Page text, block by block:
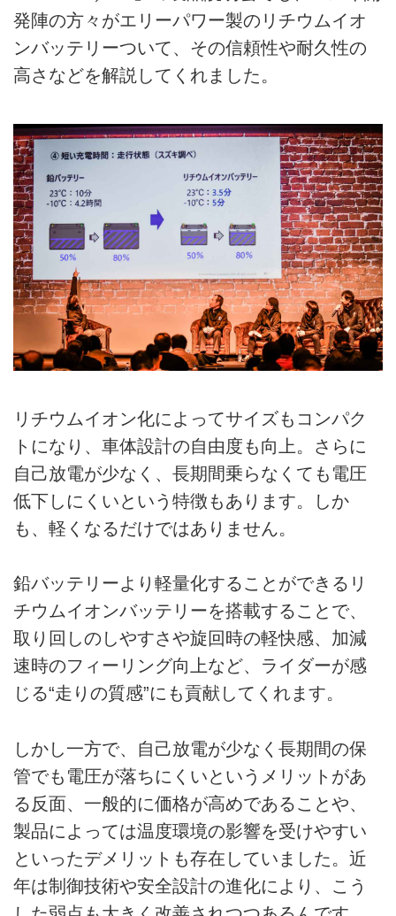
発陣の方々がエリーパワー製のリチウムイオ
ンバッテリーついて、その信頼性や耐久性の
高さなどを解説してくれました。
リチウムイオン化によってサイズもコンパク
トになり、車体設計の自由度も向上。さらに
自己放電が少なく、長期間乗らなくても電圧
低下しにくいという特徴もあります。しか
も、軽くなるだけではありません。
鉛バッテリーより軽量化することができるリ
チウムイオンバッテリーを搭載することで、
取り回しのしやすさや旋回時の軽快感、加減
速時のフィーリング向上など、ライダーが感
じる“走りの質感”にも貢献してくれます。
しかし一方で、自己放電が少なく長期間の保
管でも電圧が落ちにくいというメリットがあ
る反面、一般的に価格が高めであることや、
製品によっては温度環境の影響を受けやすい
といったデメリットも存在していました。近
年は制御技術や安全設計の進化により、こう